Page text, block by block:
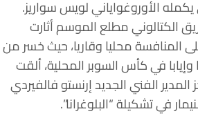
الأوروغواياني لويس سواريز.
الكتالوني مطلع الموسم أثارت
المنافسة محليا وقاريا، حيث خسر من
في كأس السوبر المحلية، ألقت
الفني الجديد إرنستو فالفيردي
في تشكيلة “البلوغرانا”.